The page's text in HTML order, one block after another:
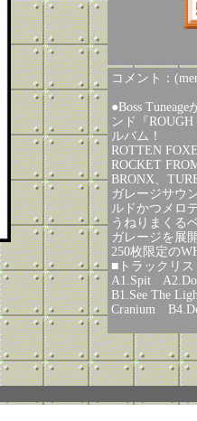
コメント：
●Boss
ンド『
ルバム！
ROTTEN
ROCKET
BRONX、
ガレージサウ
ルドかつメロ
うねりまくる
ガレージを展
250枚限定の
■トラックリス
A1.Spit
B1.See The
Cranium